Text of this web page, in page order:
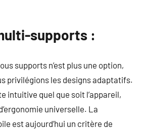
supports :
supports n’est plus une option,
privilégions les designs adaptatifs.
intuitive quel que soit l’appareil,
universelle. La
est aujourd’hui un critère de